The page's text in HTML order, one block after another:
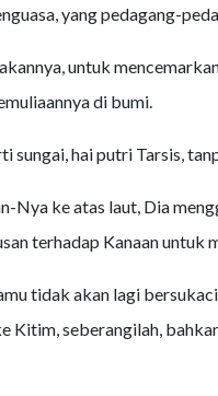
yang pedagang-
untuk
di bumi.
sungai, hai putri Tarsis,
Nya ke atas laut, Dia
terhadap Kanaan untuk
tidak akan lagi
Kitim, seberangilah,